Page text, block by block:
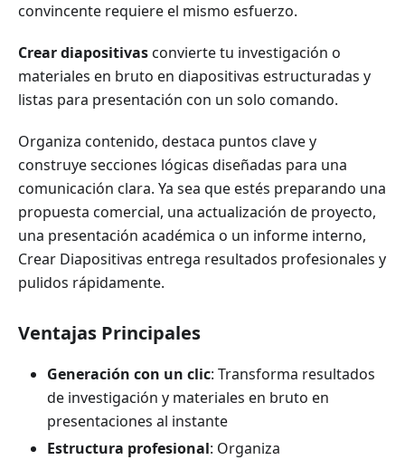
convincente requiere el mismo esfuerzo.
Crear diapositivasconvierte tu investigación o
materiales en bruto en diapositivas estructuradas y
listas para presentación con un solo comando.
Organiza contenido, destaca puntos clave y
construye secciones lógicas diseñadas para una
comunicación clara. Ya sea que estés preparando una
propuesta comercial, una actualización de proyecto,
una presentación académica o un informe interno,
Crear Diapositivas entrega resultados profesionales y
pulidos rápidamente.
Ventajas Principales
Generación con un clic: Transforma resultados
de investigación y materiales en bruto en
presentaciones al instante
Estructura profesional: Organiza